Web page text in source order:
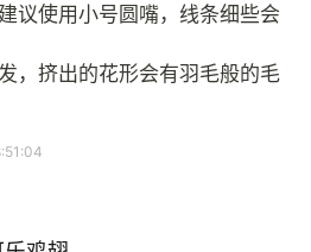
议使用小号圆嘴，线条细些会
，挤出的花形会有羽毛般的毛